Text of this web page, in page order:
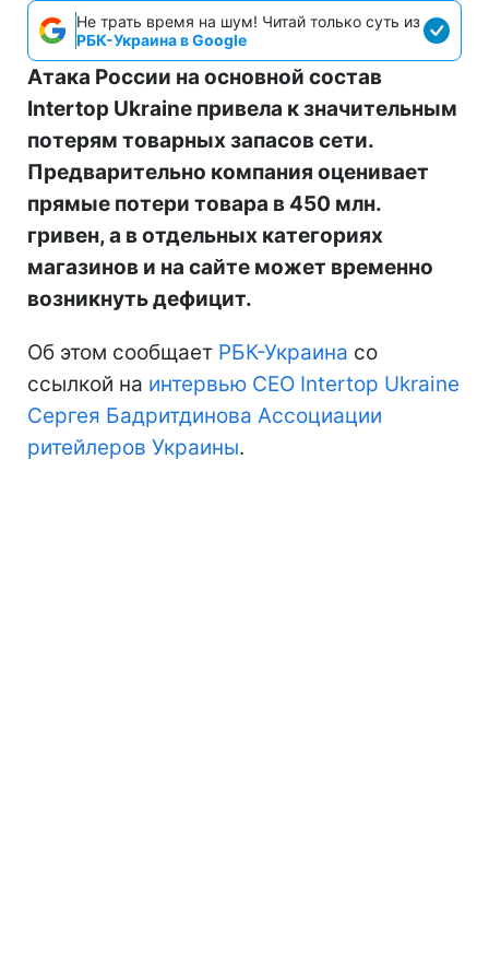
Не трать время на шум! Читай только суть из
РБК-Украина в Google
Атака России на основной состав
Intertop Ukraine привела к значительным
потерям товарных запасов сети.
Предварительно компания оценивает
прямые потери товара в 450 млн.
гривен, а в отдельных категориях
магазинов и на сайте может временно
возникнуть дефицит.
Об этом сообщает РБК-Украина со
ссылкой на интервью CEO Intertop Ukraine
Сергея Бадритдинова Ассоциации
ритейлеров Украины.